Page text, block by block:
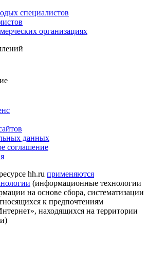
специалистов
организациях
данных
соглашение
hh.ru применяются
(информационные технологии
на основе сбора, систематизации
к предпочтениям
находящихся на территории